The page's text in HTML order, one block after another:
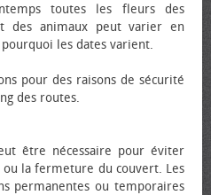
toutes les fleurs des
des animaux peut varier en
les dates varient.
pour des raisons de sécurité
des routes.
être nécessaire pour éviter
la fermeture du couvert. Les
permanentes ou temporaires